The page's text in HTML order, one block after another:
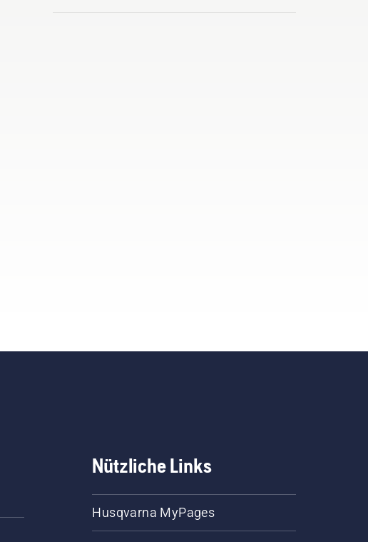
Nützliche Links
Husqvarna MyPages